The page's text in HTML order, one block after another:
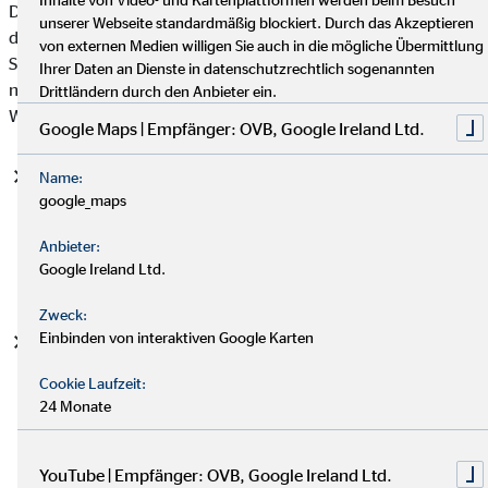
Datenschutzgrundverordnung (DSGVO), auf deren Basis wir
die personenbezogenen Daten verarbeiten, mit. Bitte beachten
Sie, dass zusätzlich zu den Regelungen der DSGVO die
nationalen Datenschutzvorgaben in Ihrem bzw. unserem
Wohn- und Sitzland gelten können.
Einwilligung (Art. 6 Abs. 1 S. 1 lit. a DSGVO)
betroffene Person hat ihre Einwilligung in die Verarbeitung
spezifischen Zweck oder mehrere bestimmte Zwecke
gegeben.
Vertragserfüllung und vorvertragliche Anfragen (Art. 6
Erfüllung eines Vertrags, dessen Vertragspartei die
der betroffenen Person erfolgen.
unserer Webseite standardmäßig blockiert. Durch das Akzeptieren
von externen Medien willigen Sie auch in die mögliche Übermittlung
Ihrer Daten an Dienste in datenschutzrechtlich sogenannten
Drittländern durch den Anbieter ein.
Google Maps | Empfänger: OVB, Google Ireland Ltd.
Name:
google_maps
Anbieter:
Google Ireland Ltd.
Zweck:
Einbinden von interaktiven Google Karten
Cookie Laufzeit:
24 Monate
YouTube | Empfänger: OVB, Google Ireland Ltd.